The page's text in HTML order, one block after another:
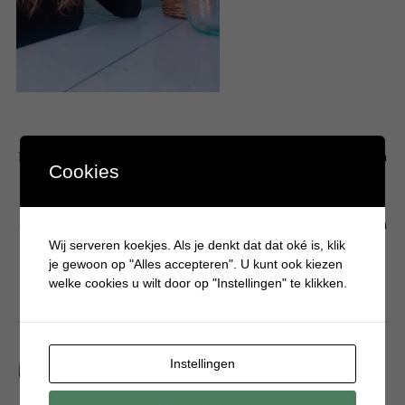
Hallo! Leuk dat je een kijkje komt nemen op mijn persoonlijke blog. Mijn
naam is Krystle en ben moeder van 3 drukke en eigenwijze jongens. Op
over jongensspeelgoed, knutselen, eten, alles wat typisch jongens is en
hoe het is om een jongensmoeder te zijn. Liefs Krystle
Wat helpt nou écht tegen jeugdpuistjes?
Cookies
Wij serveren koekjes. Als je denkt dat dat oké is, klik
je gewoon op "Alles accepteren". U kunt ook kiezen
welke cookies u wilt door op "Instellingen" te klikken.
Instellingen